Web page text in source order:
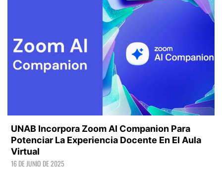
UNAB Incorpora Zoom AI Companion Para
Potenciar La Experiencia Docente En El Aula
Virtual
16 DE JUNIO DE 2025